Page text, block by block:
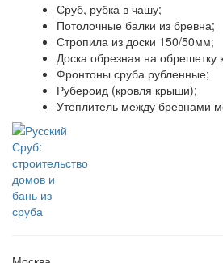
Сруб, рубка в чашу;
Потолочные балки из бревна;
Стропила из доски 150/50мм;
Доска обрезная на
Фронтоны сруба рубленные;
Рубероид (кровля крыши);
Утеплитель между бревнами